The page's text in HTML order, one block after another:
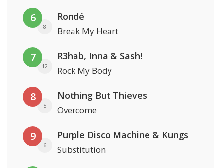
6
8
Rondé
Break My Heart
7
12
R3hab, Inna & Sash!
Rock My Body
8
5
Nothing But Thieves
Overcome
9
6
Purple Disco Machine & Kungs
Substitution